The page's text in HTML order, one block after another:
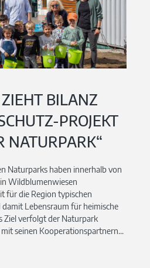
BILANZ
PROJEKT
NATURPARK“
Naturparks haben innerhalb von
Wildblumenwiesen
für die Region typischen
Lebensraum für heimische
Ziel verfolgt der Naturpark
seinen Kooperationspartnern...